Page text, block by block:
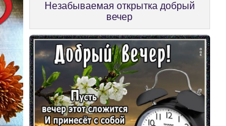
Незабываемая открытка добрый
вечер